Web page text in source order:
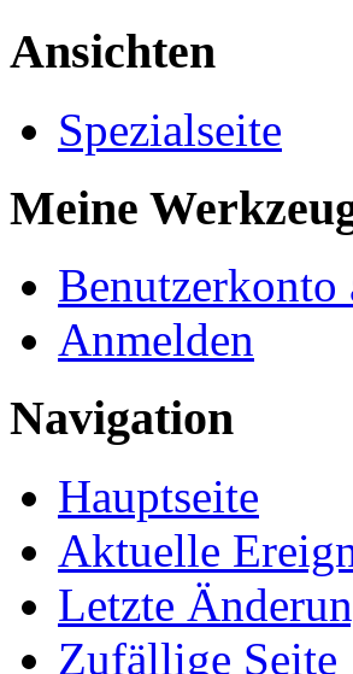
Ansichten
Spezialseite
Meine
Benutzerkonto
Anmelden
Navigation
Hauptseite
Aktuelle
Letzte
Zufällige Seite